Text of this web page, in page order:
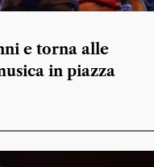
e torna alle
in piazza